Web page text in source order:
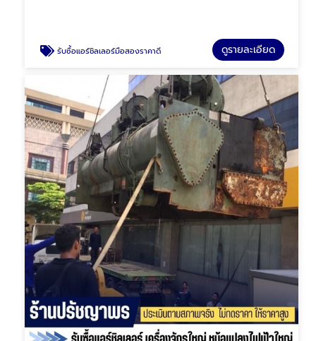
รับซื้อแอร์ชิลเลอร์มือสองราคาดี ดูรายละเอียด